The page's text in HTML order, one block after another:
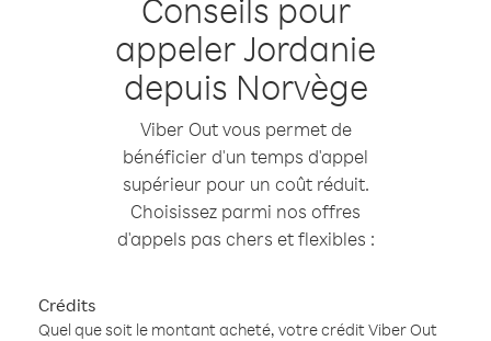
Conseils pour
appeler Jordanie
depuis Norvège
Viber Out vous permet de
bénéficier d'un temps d'appel
supérieur pour un coût réduit.
Choisissez parmi nos offres
d'appels pas chers et flexibles :
Crédits
Quel que soit le montant acheté, votre crédit Viber Out